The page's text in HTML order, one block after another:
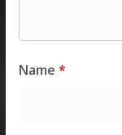
Name *